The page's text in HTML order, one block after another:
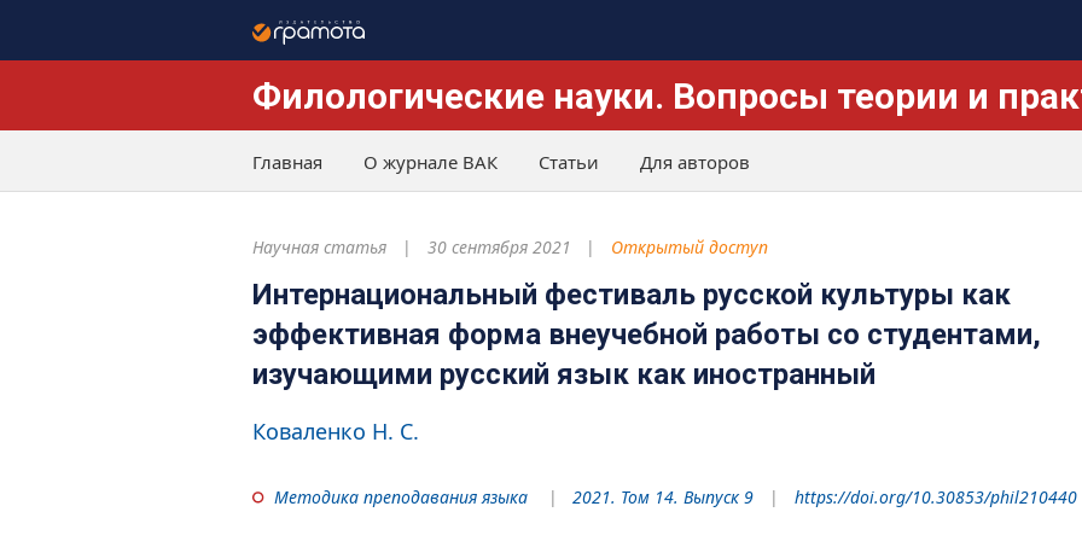
Филологические науки. Вопросы теории и
Главная О журнале ВАК Статьи Для авторов
Научная статья 30 сентября 2021 Открытый доступ
Интернациональный фестиваль русской культуры как
эффективная форма внеучебной работы со студентами,
изучающими русский язык как иностранный
Коваленко Н. С.
Методика преподавания языка 2021. Том 14. Выпуск 9 https://doi.org/10.30853/phil210440